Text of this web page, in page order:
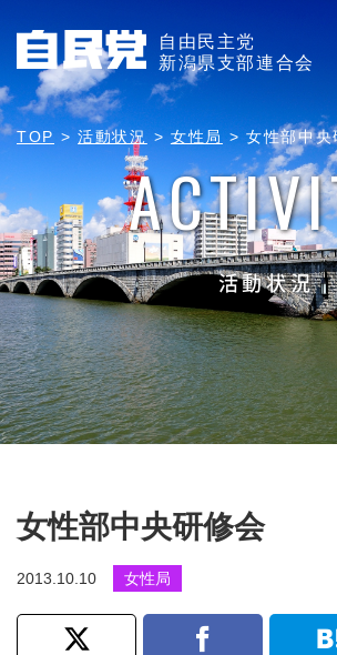
自由民主党
新潟県支部連合会
TOP >活動状況 > 女性局 >女性部中央
活動状況
女性部中央研修会
2013.10.10 女性局